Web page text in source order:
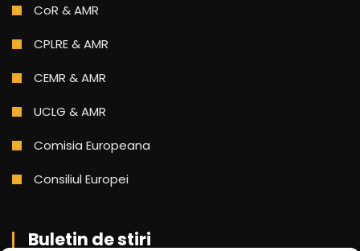
CoR & AMR
CPLRE & AMR
CEMR & AMR
UCLG & AMR
Comisia Europeana
Consiliul Europei
Buletin de stiri